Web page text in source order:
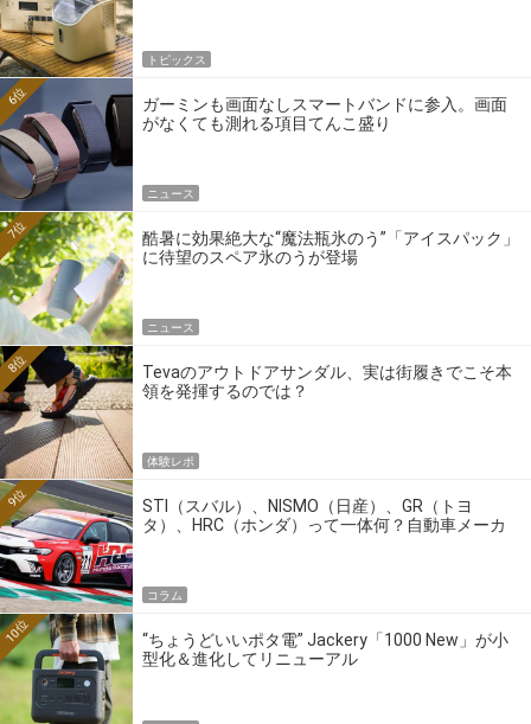
トピックス
ガーミンも画面なしスマートバンドに参入。画面
がなくても測れる項目てんこ盛り
6位
ニュース
酷暑に効果絶大な“魔法瓶氷のう”「アイスパック」
に待望のスペア氷のうが登場
7位
ニュース
Tevaのアウトドアサンダル、実は街履きでこそ本
領を発揮するのでは？
8位
体験レポ
STI（スバル）、NISMO（日産）、GR（トヨ
タ）、HRC（ホンダ）って一体何？自動車メーカ
9位
コラム
“ちょうどいいポタ電” Jackery「1000 New」が小
型化＆進化してリニューアル
10位